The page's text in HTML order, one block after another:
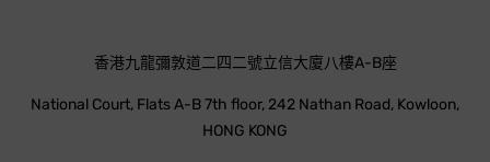
香港九龍彌敦道二四二號立信大廈八樓A-B座
National Court, Flats A-B 7th floor, 242 Nathan Road, Kowloon,
HONG KONG